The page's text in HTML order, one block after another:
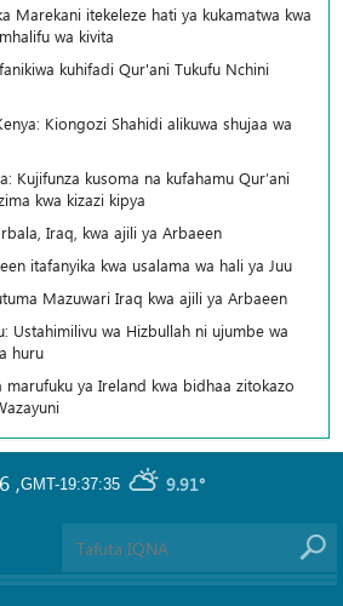
Marekani itekeleze hati ya kukamatwa kwa
wa kivita
kuhifadi Qur'ani Tukufu Nchini
Kiongozi Shahidi alikuwa shujaa wa
Kujifunza kusoma na kufahamu Qur’ani
kwa kizazi kipya
Iraq, kwa ajili ya Arbaeen
itafanyika kwa usalama wa hali ya Juu
Mazuwari Iraq kwa ajili ya Arbaeen
Ustahimilivu wa Hizbullah ni ujumbe wa
huru
marufuku ya Ireland kwa bidhaa zitokazo
GMT-19:37:35 9.91°
,